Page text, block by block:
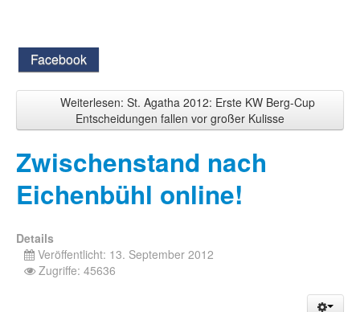
Facebook
Weiterlesen: St. Agatha 2012: Erste KW Berg-Cup
Entscheidungen fallen vor großer Kulisse
Zwischenstand nach
Eichenbühl online!
Details
Veröffentlicht: 13. September 2012
Zugriffe: 45636